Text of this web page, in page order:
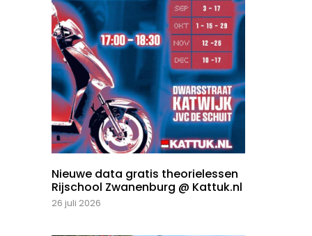
Nieuwe data gratis theorielessen
Rijschool Zwanenburg @ Kattuk.nl
26 juli 2026